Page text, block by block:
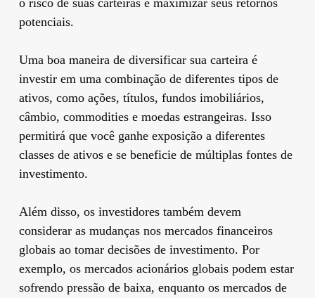
potenciais.
Uma boa maneira de diversificar sua carteira é
investir em uma combinação de diferentes tipos de
ativos, como ações, títulos, fundos imobiliários,
câmbio, commodities e moedas estrangeiras. Isso
permitirá que você ganhe exposição a diferentes
classes de ativos e se beneficie de múltiplas fontes de
investimento.
Além disso, os investidores também devem
considerar as mudanças nos mercados financeiros
globais ao tomar decisões de investimento. Por
exemplo, os mercados acionários globais podem estar
sofrendo pressão de baixa, enquanto os mercados de